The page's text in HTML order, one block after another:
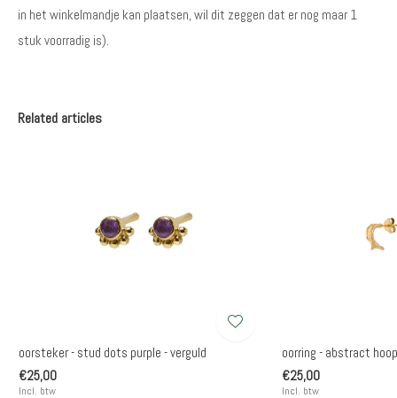
in het winkelmandje kan plaatsen, wil dit zeggen dat er nog maar 1
stuk voorradig is).
Related articles
oorsteker - stud dots purple - verguld
€25,00
Incl. btw
oorring - abstract
€25,00
Incl. btw